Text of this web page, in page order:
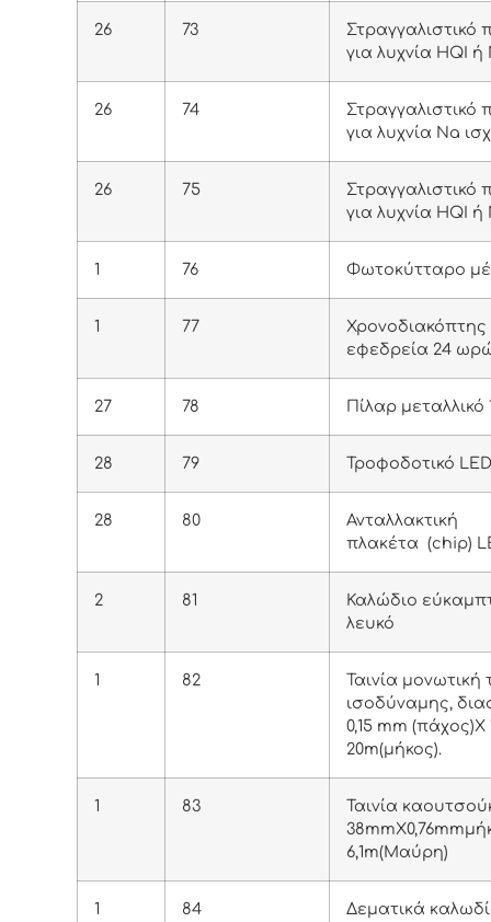
26 73
Στραγγαλιστικό
για λυχνία HQI ή
26 74
Στραγγαλιστικό
για λυχνία Νa
26 75
Στραγγαλιστικό
για λυχνία HQI ή
1 76 Φωτοκύτταρο
1 77
εφεδρεία 24
27 78 Πίλαρ μεταλλικό
28 79 Τροφοδοτικό
28 80
Ανταλλακτική
πλακέτα (chip)
2 81
Καλώδιο
λευκό
1 82
Ταινία
ισοδύναμης,
0,15 mm
20m(μήκος).
1 83
Ταινία
6,1m(Μαύρη)
1 84 Δεματικά